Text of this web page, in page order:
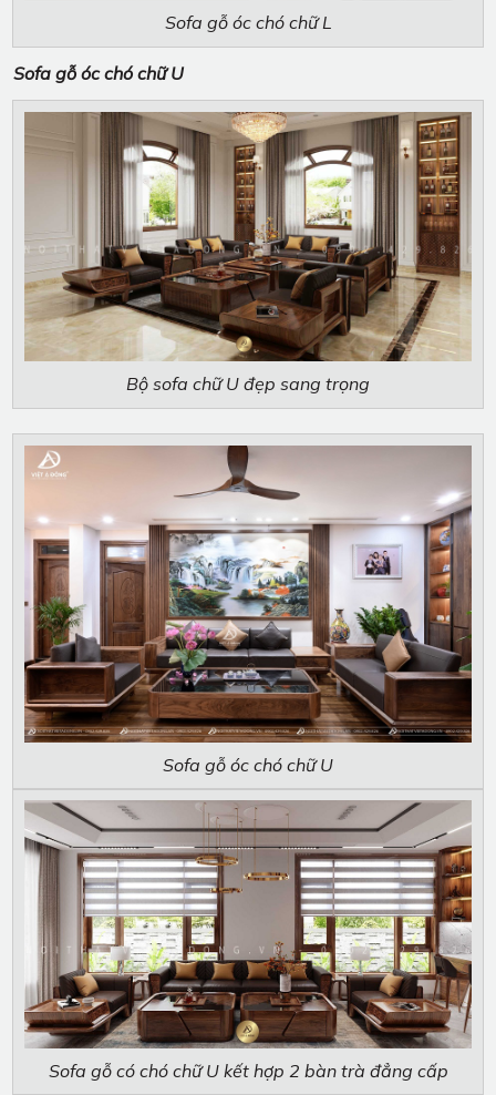
Sofa gỗ óc chó chữ L
Sofa gỗ óc chó chữ U
Bộ sofa chữ U đẹp sang trọng
Sofa gỗ óc chó chữ U
Sofa gỗ có chó chữ U kết hợp 2 bàn trà đẳng cấp